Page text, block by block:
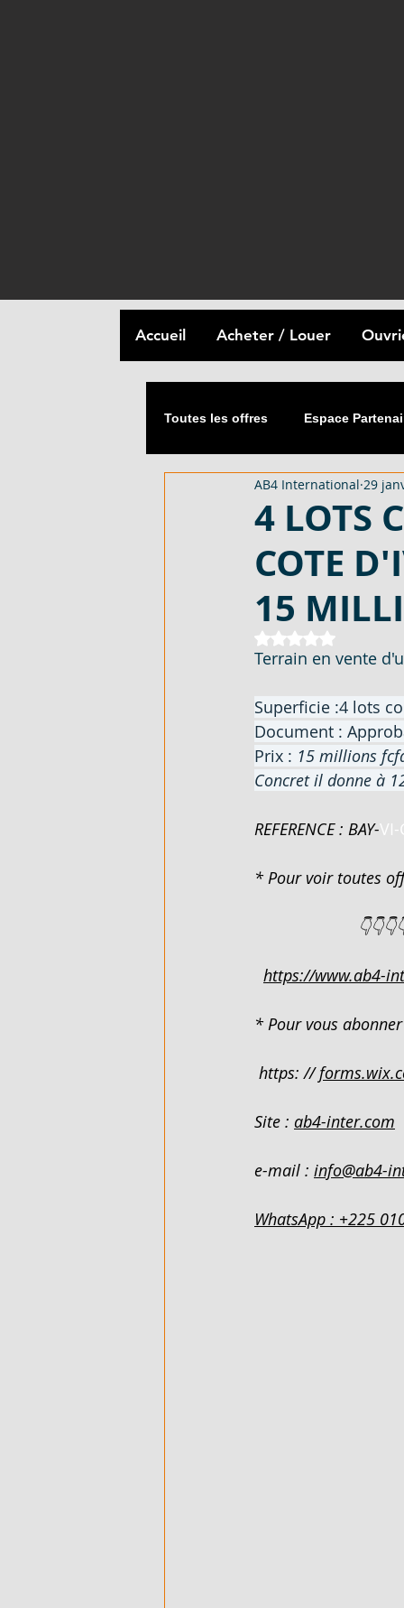
Accueil Acheter / Louer
Toutes les offres Espace
Matériaux de Construction
2054 M² AVEC CPF - EN VENTE -
DUPLEX 06 PIECES AVEC ACD -
APPARTEMENT 03 PIECES - EN
LOTISSEMENT À AKOURÉ 200
ARTICLES DE QUINCAILLERIE -
VILLA BASSE 4 PIECES SUR
989 M² AVEC ACD - EN VENTE -
4 LOTS
COTE
15
AB4 International 29
Noté NaN étoiles
Terrain en vente
Superficie :4 lots
Document :
Prix : 15 millions
Concret il donne à
REFERENCE : BAY-
* Pour voir toutes
https://www.ab4-
* Pour vous
https: //
Site : ab4-inter.com
e-mail : info@ab4-
WhatsApp : +225